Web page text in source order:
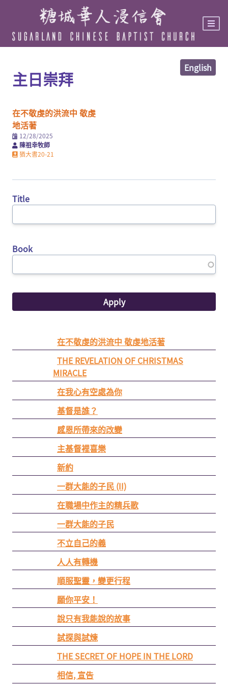
main
content
English
主日崇拜
在不敬虔的洪流中 敬虔
地活著
12/28/2025
陳祖幸牧師
猶大書20-21
Title
Book
在不敬虔的洪流中 敬虔地活著
THE REVELATION OF CHRISTMAS
MIRACLE
在我心有空處為你
基督是誰？
感恩所帶來的改變
主基督裡喜樂
新約
一群大能的子民 (II)
在職場中作主的精兵歌
一群大能的子民
不立自己的義
人人有轉機
順服聖靈，變更行程
願你平安！
說只有我能說的故事
試探與試煉
THE SECRET OF HOPE IN THE LORD
相信, 宣告